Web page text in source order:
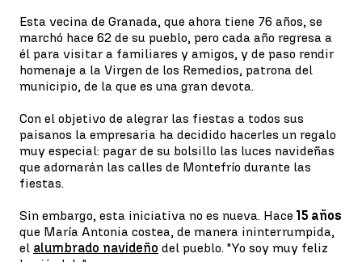
Esta vecina de Granada, que ahora tiene 76 años, se
marchó hace 62 de su pueblo, pero cada año regresa a
él para visitar a familiares y amigos, y de paso rendir
homenaje a la Virgen de los Remedios, patrona del
municipio, de la que es una gran devota.
Con el objetivo de alegrar las fiestas a todos sus
paisanos la empresaria ha decidido hacerles un regalo
muy especial: pagar de su bolsillo las luces navideñas
que adornarán las calles de Montefrío durante las
fiestas.
Sin embargo, esta iniciativa no es nueva. Hace 15 años
que María Antonia costea, de manera ininterrumpida,
el alumbrado navideño del pueblo. "Yo soy muy feliz